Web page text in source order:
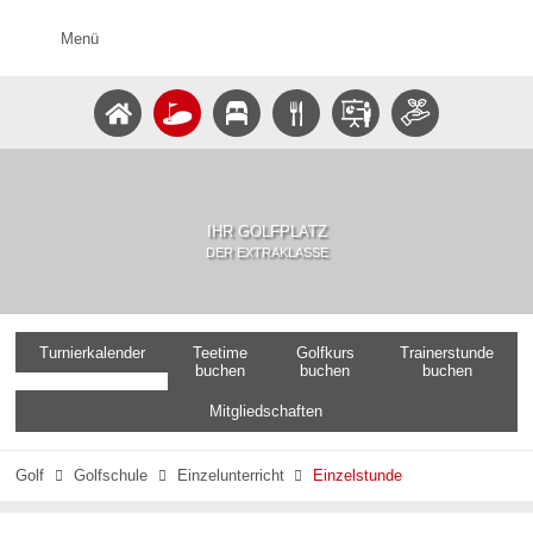
Menü
IHR GOLFPLATZ
DER EXTRAKLASSE
Turnierkalender
Teetime
buchen
Golfkurs
buchen
Trainerstunde
buchen
Mitgliedschaften
Golf  Golfschule  Einzelunterricht  Einzelstunde